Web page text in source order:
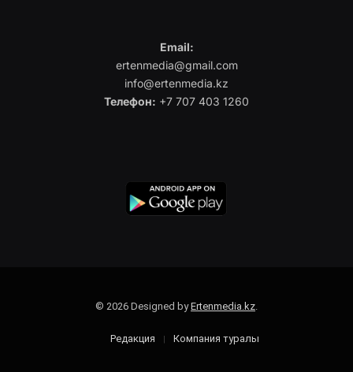
Email:
ertenmedia@gmail.com
info@ertenmedia.kz
Телефон: +7 707 403 1260
© 2026 Designed byErtenmedia.kz.
Редакция Компания туралы